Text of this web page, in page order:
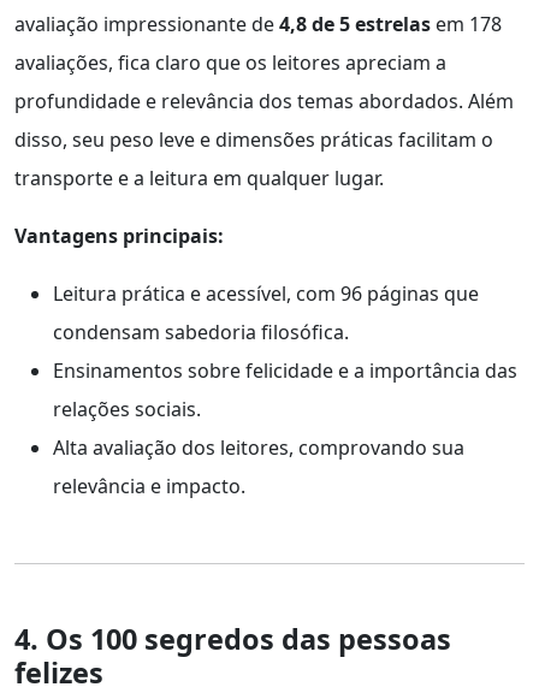
avaliação impressionante de4,8 de 5 estrelas em 178
avaliações, fica claro que os leitores apreciam a
profundidade e relevância dos temas abordados. Além
disso, seu peso leve e dimensões práticas facilitam o
transporte e a leitura em qualquer lugar.
Vantagens principais:
Leitura prática e acessível, com 96 páginas que
condensam sabedoria filosófica.
Ensinamentos sobre felicidade e a importância das
relações sociais.
Alta avaliação dos leitores, comprovando sua
relevância e impacto.
4. Os 100 segredos das pessoas
felizes